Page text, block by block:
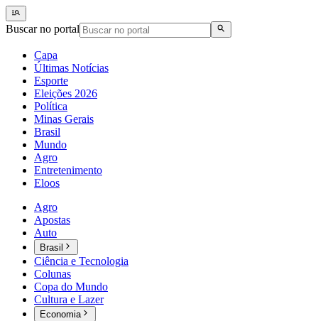
Buscar no portal
Capa
Últimas Notícias
Esporte
Eleições 2026
Política
Minas Gerais
Brasil
Mundo
Agro
Entretenimento
Eloos
Agro
Apostas
Auto
Brasil
Ciência e Tecnologia
Colunas
Copa do Mundo
Cultura e Lazer
Economia